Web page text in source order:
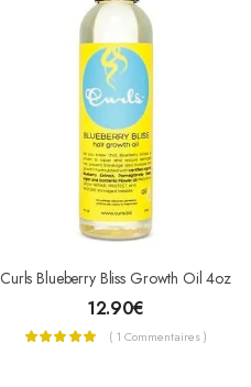
Curls Blueberry Bliss Growth Oil 4oz
12.90€
( 1 Commentaires )